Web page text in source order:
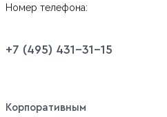
Номер телефона:
+7 (495) 431-31-15
Корпоративным